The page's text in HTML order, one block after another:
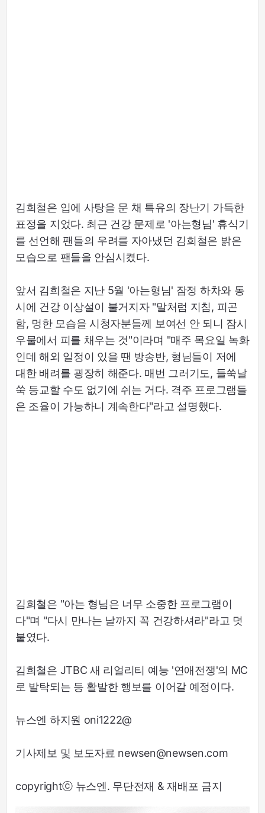
김희철은 입에 사탕을 문 채 특유의 장난기 가득한
표정을 지었다. 최근 건강 문제로 '아는형님' 휴식기
를 선언해 팬들의 우려를 자아냈던 김희철은 밝은
모습으로 팬들을 안심시켰다.
앞서 김희철은 지난 5월 '아는형님' 잠정 하차와 동
시에 건강 이상설이 불거지자 "말처럼 지침, 피곤
함, 멍한 모습을 시청자분들께 보여선 안 되니 잠시
우물에서 피를 채우는 것"이라며 "매주 목요일 녹화
인데 해외 일정이 있을 땐 방송반, 형님들이 저에
대한 배려를 굉장히 해준다. 매번 그러기도, 들쑥날
쑥 등교할 수도 없기에 쉬는 거다. 격주 프로그램들
은 조율이 가능하니 계속한다"라고 설명했다.
김희철은 "아는 형님은 너무 소중한 프로그램이
다"며 "다시 만나는 날까지 꼭 건강하셔라"라고 덧
붙였다.
김희철은 JTBC 새 리얼리티 예능 '연애전쟁'의 MC
로 발탁되는 등 활발한 행보를 이어갈 예정이다.
뉴스엔 하지원 oni1222@
기사제보 및 보도자료 newsen@newsen.com
copyrightⓒ 뉴스엔. 무단전재 & 재배포 금지